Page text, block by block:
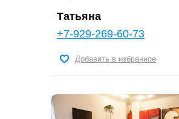
Татьяна
+7-929-269-60-73
Добавить в избранное